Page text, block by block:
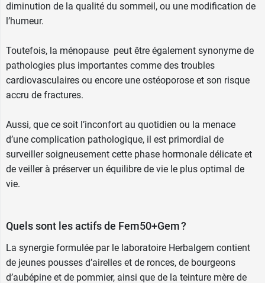
diminution de la qualité du sommeil, ou une modification de
l’humeur.
Toutefois, la ménopause peut être également synonyme de
pathologies plus importantes comme des troubles
cardiovasculaires ou encore une ostéoporose et son risque
accru de fractures.
Aussi, que ce soit l’inconfort au quotidien ou la menace
d’une complication pathologique, il est primordial de
surveiller soigneusement cette phase hormonale délicate et
de veiller à préserver un équilibre de vie le plus optimal de
vie.
Quels sont les actifs de Fem50+Gem ?
La synergie formulée par le laboratoire Herbalgem contient
de jeunes pousses d’airelles et de ronces, de bourgeons
d’aubépine et de pommier, ainsi que de la teinture mère de